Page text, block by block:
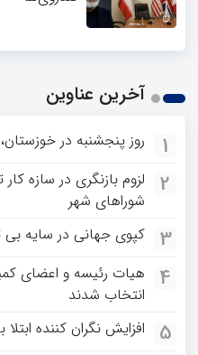
آخرین عناوین
1 روز پنجشنبه در
2
لزوم بازنگری در سازه
شوراهای شهر
3 کپوی جهانی در سایه
4
هیات رئیسه و اعضای
انتخاب شدند
5 افزایش نگران کننده